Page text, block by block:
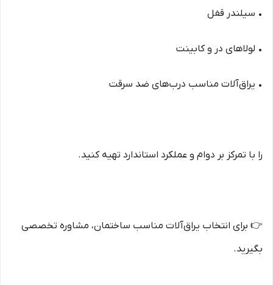
• سیلندر قفل
• لولاهای در و کابینت
• یراق‌آلات مناسب درب‌های ضد سرقت
را با تمرکز بر دوام و عملکرد استاندارد تهیه کنید.
👉 برای انتخاب یراق‌آلات مناسب ساختمان، مشاوره تخصصی
بگیرید.